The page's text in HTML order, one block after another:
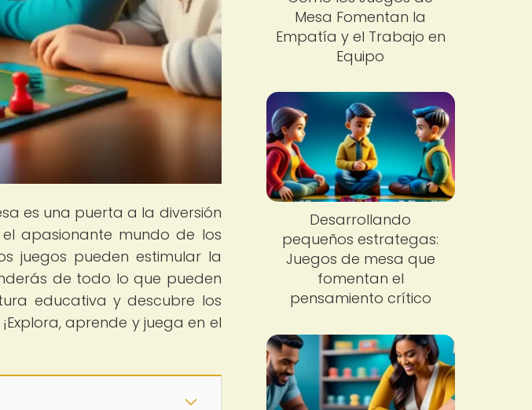
es una puerta a la diversión
apasionante mundo de los
juegos pueden estimular la
de todo lo que pueden
educativa y descubre los
aprende y juega en el
Mesa Fomentan la
Empatía y el Trabajo en
Equipo
Desarrollando
pequeños estrategas:
Juegos de mesa que
fomentan el
pensamiento crítico